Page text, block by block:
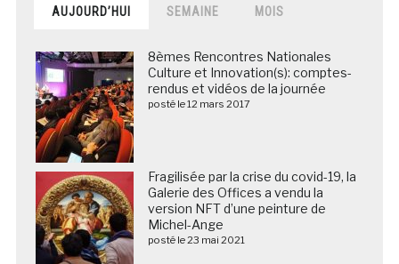
AUJOURD’HUI SEMAINE MOIS
8èmes Rencontres Nationales
Culture et Innovation(s): comptes-
rendus et vidéos de la journée
posté le 12 mars 2017
Fragilisée par la crise du covid-19, la
Galerie des Offices a vendu la
version NFT d’une peinture de
Michel-Ange
posté le 23 mai 2021